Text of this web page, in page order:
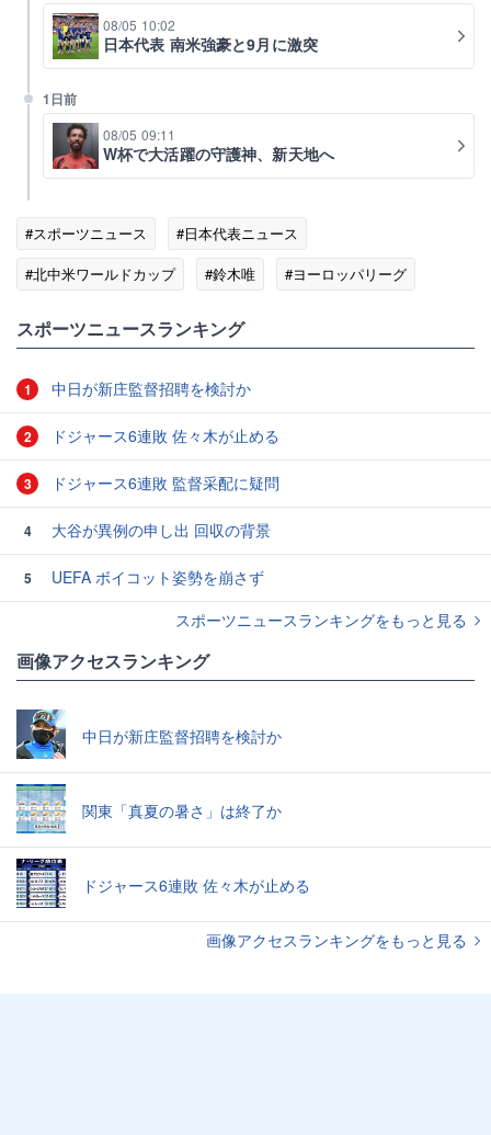
08/05 10:02
日本代表 南米強豪と9月に激突
1日前
08/05 09:11
W杯で大活躍の守護神、新天地へ
#スポーツニュース
#日本代表ニュース
#北中米ワールドカップ
#鈴木唯
#ヨーロッパリーグ
スポーツニュースランキング
1 中日が新庄監督招聘を検討か
2 ドジャース6連敗 佐々木が止める
3 ドジャース6連敗 監督采配に疑問
4 大谷が異例の申し出 回収の背景
5
UEFA ボイコット姿勢を崩さず
スポーツニュースランキングをもっと見る
画像アクセスランキング
中日が新庄監督招聘を検討か
関東「真夏の暑さ」は終了か
ドジャース6連敗 佐々木が止める
画像アクセスランキングをもっと見る